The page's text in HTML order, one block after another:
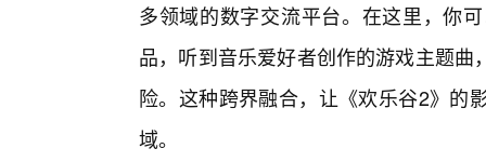
多领域的数字交流平台。在这里，你
品，听到音乐爱好者创作的游戏主题
险。这种跨界融合，让《欢乐谷2》的
域。